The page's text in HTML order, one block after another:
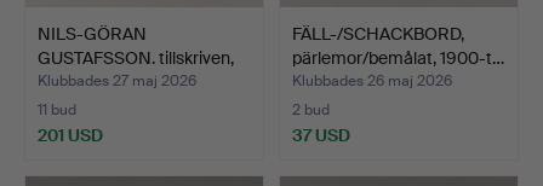
NILS-GÖRAN
GUSTAFSSON. tillskriven,
slagbo…
Klubbades 27 maj 2026
11 bud
201 USD
FÄLL-/SCHACKBORD,
pärlemor/bemålat, 1900-t…
Klubbades 26 maj 2026
2 bud
37 USD